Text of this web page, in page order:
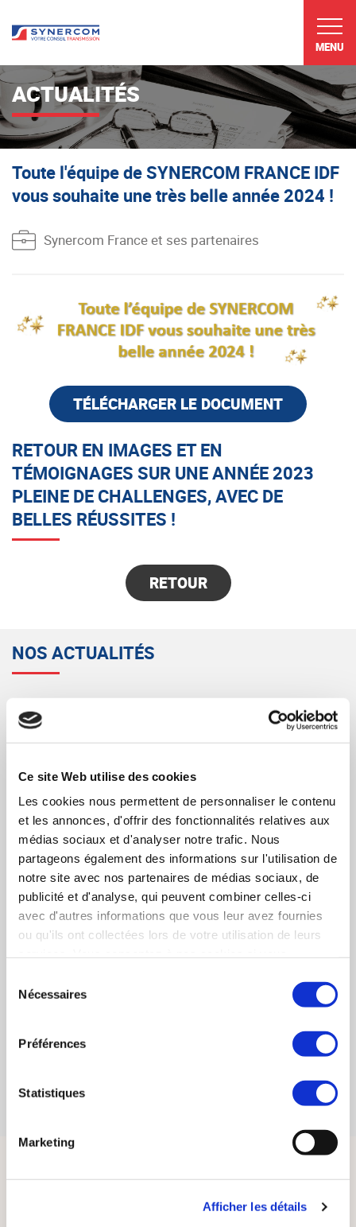
Ce site Web utilise des cookies
Les cookies nous permettent de personnaliser le contenu
et les annonces, d'offrir des fonctionnalités relatives aux
médias sociaux et d'analyser notre trafic. Nous
partageons également des informations sur l'utilisation de
notre site avec nos partenaires de médias sociaux, de
publicité et d'analyse, qui peuvent combiner celles-ci
avec d'autres informations que vous leur avez fournies
ou qu'ils ont collectées lors de votre utilisation de leurs
Nécessaires
Préférences
Statistiques
Marketing
Afficher les détails
MENU
ACTUALITÉS
Toute l'équipe de SYNERCOM FRANCE IDF
vous souhaite une très belle année 2024 !
Synercom France et ses partenaires
TÉLÉCHARGER LE DOCUMENT
RETOUR EN IMAGES ET EN
TÉMOIGNAGES SUR UNE ANNÉE 2023
PLEINE DE CHALLENGES, AVEC DE
BELLES RÉUSSITES !
RETOUR
NOS ACTUALITÉS
Classement Fusacq 2023 : SYNERCOM
toujours parmi les meilleurs cabinets de
conseils M&A !
08/03/2024
SYNERCOM FRANCE IDF - Retour sur une
année 2021 riche en transactions !
24/02/2022 EN SAVOIR PLUS
WEBINAIRE = Bernard BESSON, invité par le
MEDEF Ile-de-France, interviendra en tant
qu’expert Haut de Bilan
28/09/2020 EN SAVOIR PLUS
Pour la 3ème année consécutive !
Bernard BESSON, SYNERCOM FRANCE IDF,
14/05/2018 EN SAVOIR PLUS